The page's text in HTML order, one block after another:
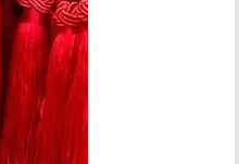
Simboli
Ufficio